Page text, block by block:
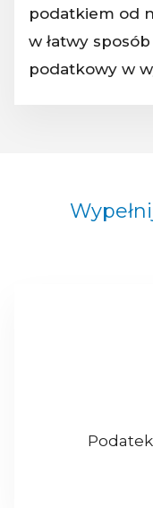
podatkiem od
w łatwy
podatkowy w